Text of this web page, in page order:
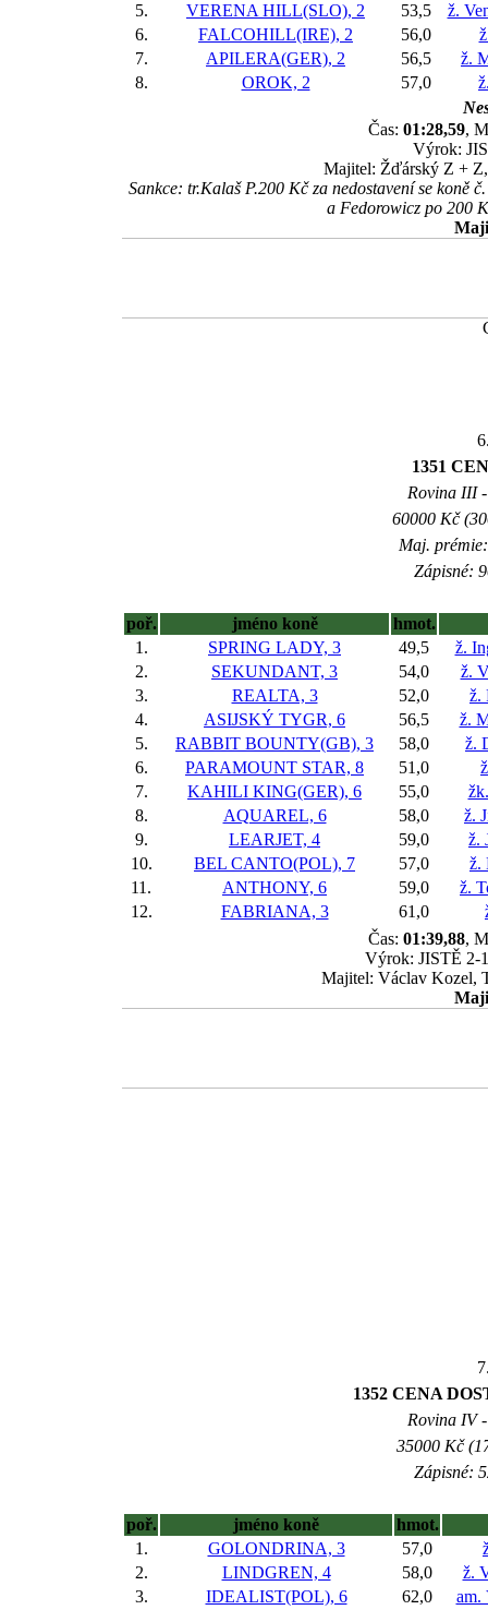
5. VERENA HILL(SLO), 2 53,5
ž.
6.
FALCOHILL(IRE), 2 56,0
7.
APILERA(GER), 2 56,5
ž.
8.
OROK, 2 57,0
Čas: 01:28,59,
Výrok:
Majitel: Žďárský Z +
Sankce: tr.Kalaš P.200 Kč za nedostavení se
a Fedorowicz po 200
1351
Rovina III
60000 Kč
Maj.
Zápisné:
poř. jméno koně
hmot.
1.
SPRING LADY, 3 49,5
ž.
2.
SEKUNDANT, 3 54,0
ž.
3.
REALTA, 3 52,0
ž.
4.
ASIJSKÝ TYGR, 6 56,5
ž.
5.
RABBIT BOUNTY(GB), 3 58,0
ž.
6.
PARAMOUNT STAR, 8 51,0
7.
KAHILI KING(GER), 6 55,0
8.
AQUAREL, 6 58,0
ž.
9.
LEARJET, 4 59,0
ž.
10.
BEL CANTO(POL), 7 57,0
ž.
11.
ANTHONY, 6 59,0
ž.
12.
FABRIANA, 3 61,0
Čas: 01:39,88,
Výrok: JISTĚ 2-
Majitel: Václav Kozel,
1352 CENA
Rovina IV
35000 Kč
Zápisné:
poř. jméno koně
hmot.
1.
GOLONDRINA, 3 57,0
2.
LINDGREN, 4 58,0
ž.
3.
IDEALIST(POL), 6 62,0
am.